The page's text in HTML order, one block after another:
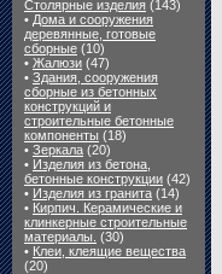
Столярные изделия (143)
• Дома и сооружения
деревянные, готовые
сборные (10)
• Жалюзи (47)
• Здания, сооружения
сборные из бетонных
конструкций и
строительные бетонные
компоненты (18)
• Зеркала (20)
• Изделия из бетона,
бетонные конструкции (42)
• Изделия из гранита (14)
• Кирпич. Керамические и
клинкерные строительные
материалы. (30)
• Клеи, клеящие вещества
(20)